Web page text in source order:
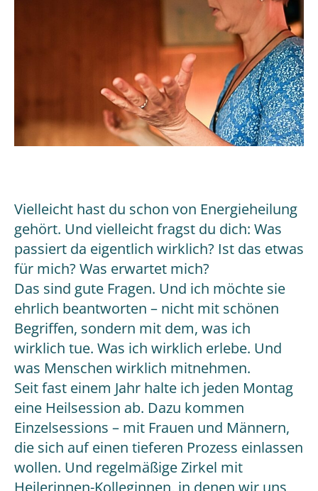
ehrlicher
Einblick
Vielleicht hast du schon von Energieheilung
gehört. Und vielleicht fragst du dich: Was
passiert da eigentlich wirklich? Ist das etwas
für mich? Was erwartet mich?
Das sind gute Fragen. Und ich möchte sie
ehrlich beantworten – nicht mit schönen
Begriffen, sondern mit dem, was ich
wirklich tue. Was ich wirklich erlebe. Und
was Menschen wirklich mitnehmen.
Seit fast einem Jahr halte ich jeden Montag
eine Heilsession ab. Dazu kommen
Einzelsessions – mit Frauen und Männern,
die sich auf einen tieferen Prozess einlassen
wollen. Und regelmäßige Zirkel mit